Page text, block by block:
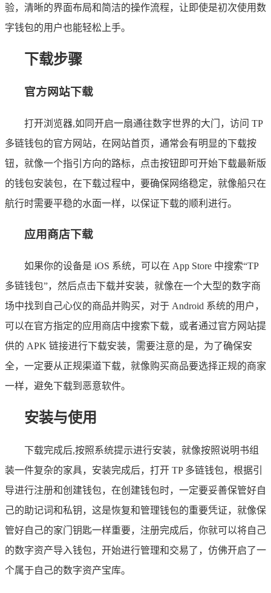
验，清晰的界面布局和简洁的操作流程，让即使是初次使用数
字钱包的用户也能轻松上手。
下载步骤
官方网站下载
打开浏览器,如同开启一扇通往数字世界的大门，访问 TP
多链钱包的官方网站，在网站首页，通常会有明显的下载按
钮，就像一个指引方向的路标，点击按钮即可开始下载最新版
的钱包安装包，在下载过程中，要确保网络稳定，就像船只在
航行时需要平稳的水面一样，以保证下载的顺利进行。
应用商店下载
如果你的设备是 iOS 系统，可以在 App Store 中搜索“TP
多链钱包”，然后点击下载并安装，就像在一个大型的数字商
场中找到自己心仪的商品并购买，对于 Android 系统的用户，
可以在官方指定的应用商店中搜索下载，或者通过官方网站提
供的 APK 链接进行下载安装，需要注意的是，为了确保安
全，一定要从正规渠道下载，就像购买商品要选择正规的商家
一样，避免下载到恶意软件。
安装与使用
下载完成后,按照系统提示进行安装，就像按照说明书组
装一件复杂的家具，安装完成后，打开 TP 多链钱包，根据引
导进行注册和创建钱包，在创建钱包时，一定要妥善保管好自
己的助记词和私钥，这是恢复和管理钱包的重要凭证，就像保
管好自己的家门钥匙一样重要，注册完成后，你就可以将自己
的数字资产导入钱包，开始进行管理和交易了，仿佛开启了一
个属于自己的数字资产宝库。